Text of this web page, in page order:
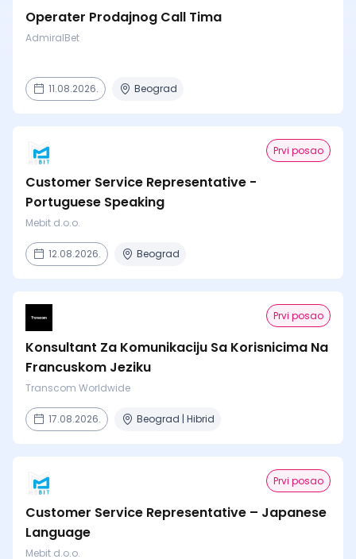
Operater Prodajnog Call Tima
AdmiralBet
11.08.2026. Beograd
Prvi posao
Customer Service Representative -
Portuguese Speaking
Mebit d.o.o.
12.08.2026. Beograd
Prvi posao
Konsultant Za Komunikaciju Sa Korisnicima Na
Francuskom Jeziku
Transcom Worldwide
17.08.2026. Beograd | Hibrid
Prvi posao
Customer Service Representative – Japanese
Language
Mebit d.o.o.